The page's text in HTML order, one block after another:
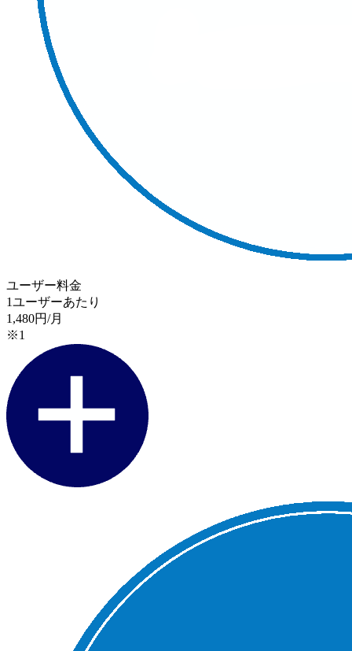
ユーザー料金
1ユーザーあたり
1,480円/月
※1